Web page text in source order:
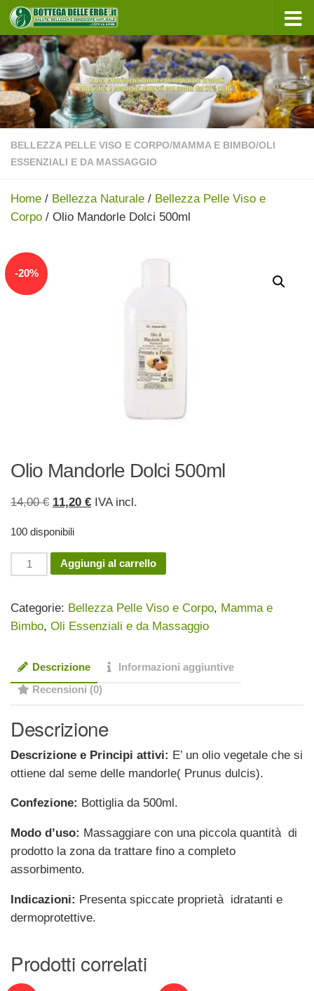
Sotto il contenuto
BELLEZZA PELLE VISO E CORPO/MAMMA E BIMBO/OLI
ESSENZIALI E DA MASSAGGIO
Home / Bellezza Naturale / Bellezza Pelle Viso e
Corpo / Olio Mandorle Dolci 500ml
-20%
Olio Mandorle Dolci 500ml
14,00€ Il
originale
era:
14,00 €.
11,20 €Il
è:
11,20 €.
IVA incl.
100 disponibili
Olio
Mandorle
500ml
quantità
Aggiungi al carrello
Categorie: Bellezza Pelle Viso e Corpo, Mamma e
Bimbo, Oli Essenziali e da Massaggio
Descrizione
Informazioni aggiuntive
Recensioni (0)
Descrizione
Descrizione e Principi attivi: E’ un olio vegetale che si
ottiene dal seme delle mandorle( Prunus dulcis).
Confezione: Bottiglia da 500ml.
Modo d’uso: Massaggiare con una piccola quantità di
prodotto la zona da trattare fino a completo
assorbimento.
Indicazioni: Presenta spiccate proprietà idratanti e
dermoprotettive.
Prodotti correlati